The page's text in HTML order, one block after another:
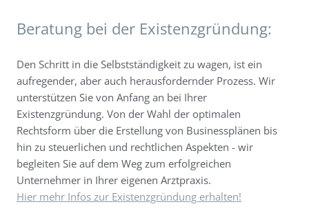
Beratung bei der Existenzgründung:
Den Schritt in die Selbstständigkeit zu wagen, ist ein
aufregender, aber auch herausfordernder Prozess. Wir
unterstützen Sie von Anfang an bei Ihrer
Existenzgründung. Von der Wahl der optimalen
Rechtsform über die Erstellung von Businessplänen bis
hin zu steuerlichen und rechtlichen Aspekten - wir
begleiten Sie auf dem Weg zum erfolgreichen
Unternehmer in Ihrer eigenen Arztpraxis.
Hier mehr Infos zur Existenzgründung erhalten!